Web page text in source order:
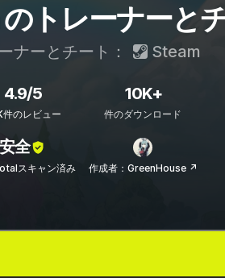
のトレーナーと
ナーとチート： Steam
4.9/5
のレビュー
10K+
件のダウンロード
安全
スキャン済み 作成者：GreenHouse ↗